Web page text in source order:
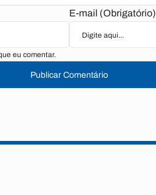
E-mail (Obrigatório)
eu comentar.
Publicar Comentário